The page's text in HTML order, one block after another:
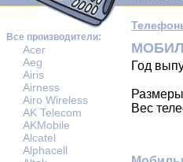
Все производители:
Acer
Aeg
Airis
Airness
Airo Wireless
AK Telecom
AKMobile
Alcatel
Alphacell
Год
Вес